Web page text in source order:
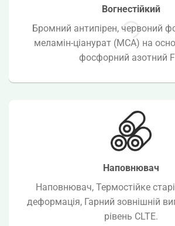
Вогнестійкий
Бромний антипірен, червоний
меламін-ціанурат (MCA) на
фосфорний азотний
Наповнювач
Наповнювач, Термостійке
деформація, Гарний зовнішній
рівень CLTE.